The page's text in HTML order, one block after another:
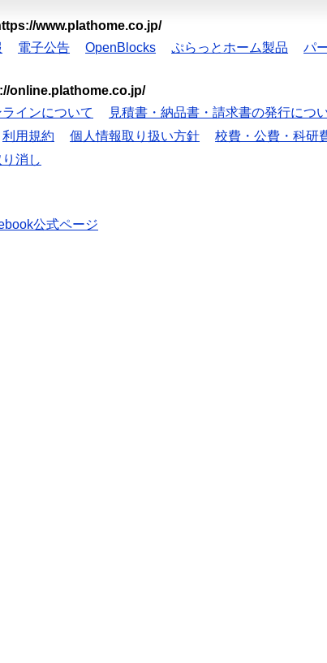
www.plathome.co.jp/
電子公告 OpenBlocks ぷらっとホーム製品 パ
online.plathome.co.jp/
インについて 見積書・納品書・請求書の発行につ
利用規約 個人情報取り扱い方針 校費・公費・科研
消し
公式ページ